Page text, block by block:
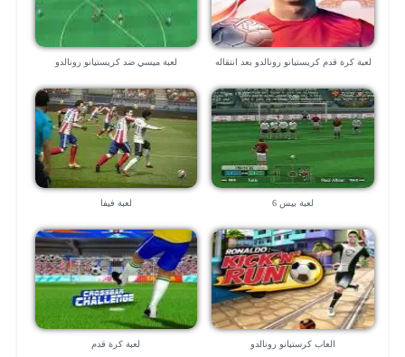
لعبة كرة قدم كريستيانو رونالدو بعد انتقاله
لعبة ميسي ضد كريستيانو رونالدو
لعبة بيس 6 لعبة فيفا
العاب كرستيانو رونالدو لعبة كرة قدم